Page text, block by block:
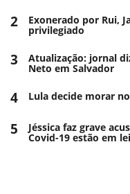
2 Exonerado por Rui,
privilegiado
3 Atualização: jornal
Neto em Salvador
4 Lula decide morar
5 Jéssica faz grave
Covid-19 estão em